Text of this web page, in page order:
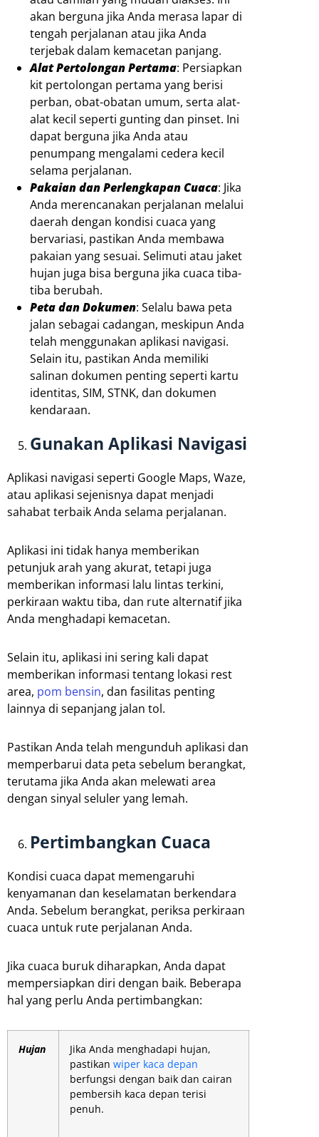
akan berguna jika Anda merasa lapar di
tengah perjalanan atau jika Anda
terjebak dalam kemacetan panjang.
Alat Pertolongan Pertama: Persiapkan
kit pertolongan pertama yang berisi
perban, obat-obatan umum, serta alat-
alat kecil seperti gunting dan pinset. Ini
dapat berguna jika Anda atau
penumpang mengalami cedera kecil
selama perjalanan.
Pakaian dan Perlengkapan Cuaca: Jika
Anda merencanakan perjalanan melalui
daerah dengan kondisi cuaca yang
bervariasi, pastikan Anda membawa
pakaian yang sesuai. Selimuti atau jaket
hujan juga bisa berguna jika cuaca tiba-
tiba berubah.
Peta dan Dokumen: Selalu bawa peta
jalan sebagai cadangan, meskipun Anda
telah menggunakan aplikasi navigasi.
Selain itu, pastikan Anda memiliki
salinan dokumen penting seperti kartu
identitas, SIM, STNK, dan dokumen
kendaraan.
Gunakan Aplikasi Navigasi
Aplikasi navigasi seperti Google Maps, Waze,
atau aplikasi sejenisnya dapat menjadi
sahabat terbaik Anda selama perjalanan.
Aplikasi ini tidak hanya memberikan
petunjuk arah yang akurat, tetapi juga
memberikan informasi lalu lintas terkini,
perkiraan waktu tiba, dan rute alternatif jika
Anda menghadapi kemacetan.
Selain itu, aplikasi ini sering kali dapat
memberikan informasi tentang lokasi rest
area, pom bensin, dan fasilitas penting
lainnya di sepanjang jalan tol.
Pastikan Anda telah mengunduh aplikasi dan
memperbarui data peta sebelum berangkat,
terutama jika Anda akan melewati area
dengan sinyal seluler yang lemah.
Pertimbangkan Cuaca
Kondisi cuaca dapat memengaruhi
kenyamanan dan keselamatan berkendara
Anda. Sebelum berangkat, periksa perkiraan
cuaca untuk rute perjalanan Anda.
Jika cuaca buruk diharapkan, Anda dapat
mempersiapkan diri dengan baik. Beberapa
hal yang perlu Anda pertimbangkan:
Hujan
Jika Anda menghadapi hujan,
pastikan wiper kaca depan
berfungsi dengan baik dan cairan
pembersih kaca depan terisi
penuh.